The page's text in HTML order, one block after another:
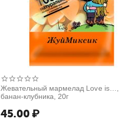
Жевательный мармелад Love is…,
банан-клубника, 20г
45.00 ₽